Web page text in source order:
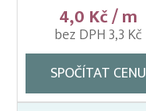
4,0 Kč / m
bez DPH 3,3 Kč
SPOČÍTAT CENU